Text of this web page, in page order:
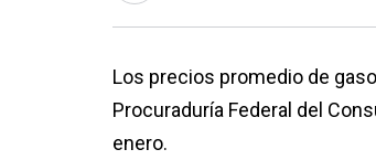
Los precios promedio de
Procuraduría Federal del
enero.